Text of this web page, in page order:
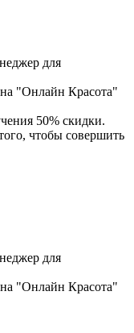
для
"Онлайн Красота"
50% скидки.
чтобы совершить
для
"Онлайн Красота"